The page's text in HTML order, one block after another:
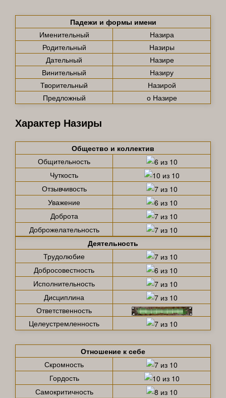
Падежи и формы имени
Именительный
Назира
Родительный
Назиры
Дательный
Назире
Винительный
Назиру
Творительный
Назирой
Предложный
о Назире
Характер Назиры
Общество и коллектив
Общительность
Чуткость
Отзывчивость
Уважение
Доброта
Доброжелательность
Деятельность
Трудолюбие
Добросовестность
Исполнительность
Дисциплина
Ответственность
Целеустремленность
Отношение к себе
Скромность
Гордость
Самокритичность